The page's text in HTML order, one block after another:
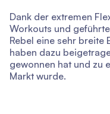
Dank der extremen
Workouts und
Rebel eine sehr breite
haben dazu
gewonnen hat und zu
Markt wurde.